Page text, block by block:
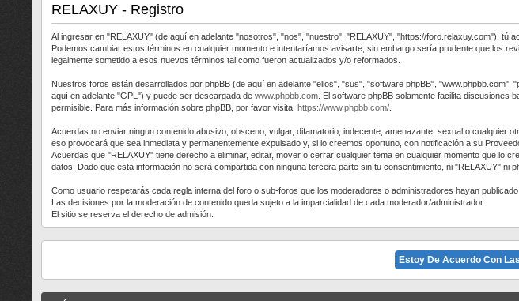
RELAXUY - Registro
Al ingresar en "RELAXUY" (de aquí en adelante "nosotros", "nos", "nuestro", "RELAXUY", "https://foro.relaxuy.com"),
Podemos cambiar estos términos en cualquier momento e intentaríamos avisarte, sin embargo sería prudente que los
legalmente sometido a esos nuevos términos tal como fueron actualizados y/o reformados.
Nuestros foros están desarrollados por phpBB (de aquí en adelante "ellos", "sus", "software phpBB", "www.phpbb.com",
aquí en adelante "GPL") y puede ser descargada de www.phpbb.com . El software phpBB solamente facilita
permisible. Para más información sobre phpBB, por favor visita: https://www.phpbb.com/
Acuerdas no enviar ningun contenido abusivo, obsceno, vulgar, difamatorio, indecente, amenazante, sexual o
eso provocará que sea inmediata y permanentemente expulsado y, si lo creemos oportuno, con notificación a su
Acuerdas que "RELAXUY" tiene derecho a eliminar, editar, mover o cerrar cualquier tema en cualquier momento que
datos. Dado que esta información no será compartida con ninguna tercera parte sin tu consentimiento, ni "RELAXUY"
Como usuario respetarás cada regla interna del foro o sub-foros que los moderadores o administradores hayan
Las decisiones por la moderación de contenido queda sujeto a la imparcialidad de cada moderador/administrador.
El sitio se reserva el derecho de admisión.